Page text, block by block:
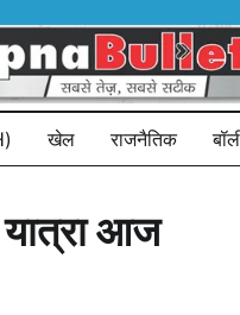
खेल राजनैतिक
यात्रा आज